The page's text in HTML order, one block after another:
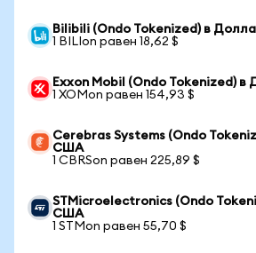
Bilibili (Ondo Tokenized) в
1 BILIon равен 18,62 $
Exxon Mobil (Ondo Tokenized)
1 XOMon равен 154,93 $
Cerebras Systems (Ondo
США
1 CBRSon равен 225,89 $
STMicroelectronics (Ondo
США
1 STMon равен 55,70 $